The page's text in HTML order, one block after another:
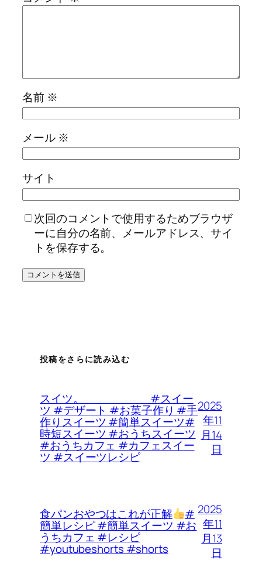
名前 ※
メール ※
サイト
次回のコメントで使用するためブラウザ
ーに自分の名前、メールアドレス、サイ
トを保存する。
投稿をさらに読み込む
スイツ。 #スイー
ツ #デザート #お菓子作り #手
作りスイーツ #簡単スイーツ#
時短スイーツ #おうちスイーツ
#おうちカフェ #カフェスイー
ツ #スイーツレシピ
2025
年11
月14
日
食パンおやつはこれが正解 #
簡単レシピ #簡単スイーツ #お
うちカフェ #レシピ
#youtubeshorts #shorts
2025
年11
月13
日